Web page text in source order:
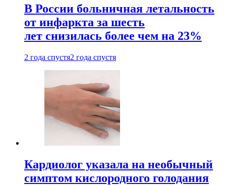
В России больничная летальность
от инфаркта за шесть
лет снизилась более чем на 23%
2 года спустя2 года спустя
Кардиолог указала на необычный
симптом кислородного голодания